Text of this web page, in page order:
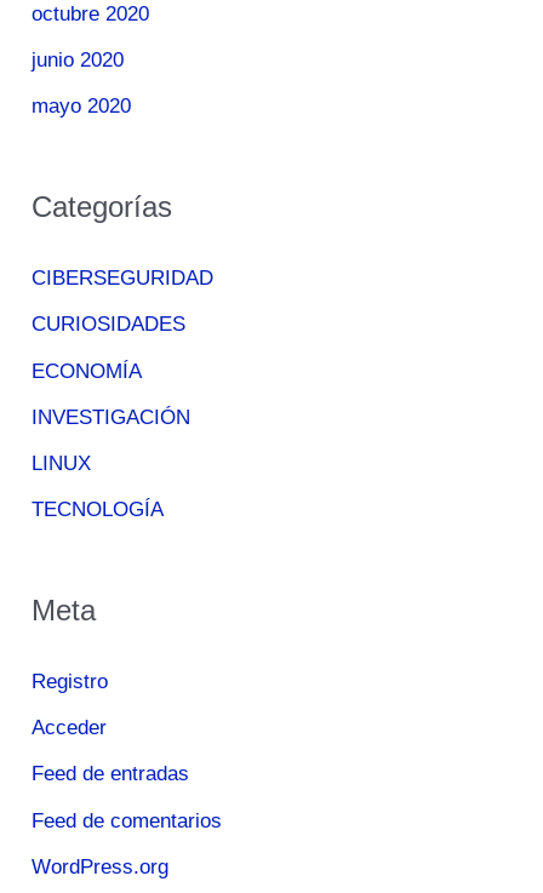
octubre 2020
junio 2020
mayo 2020
Categorías
CIBERSEGURIDAD
CURIOSIDADES
ECONOMÍA
INVESTIGACIÓN
LINUX
TECNOLOGÍA
Meta
Registro
Acceder
Feed de entradas
Feed de comentarios
WordPress.org